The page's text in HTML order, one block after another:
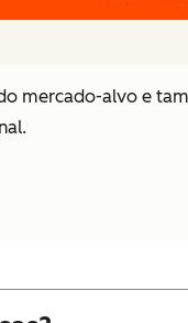
mercado-alvo e